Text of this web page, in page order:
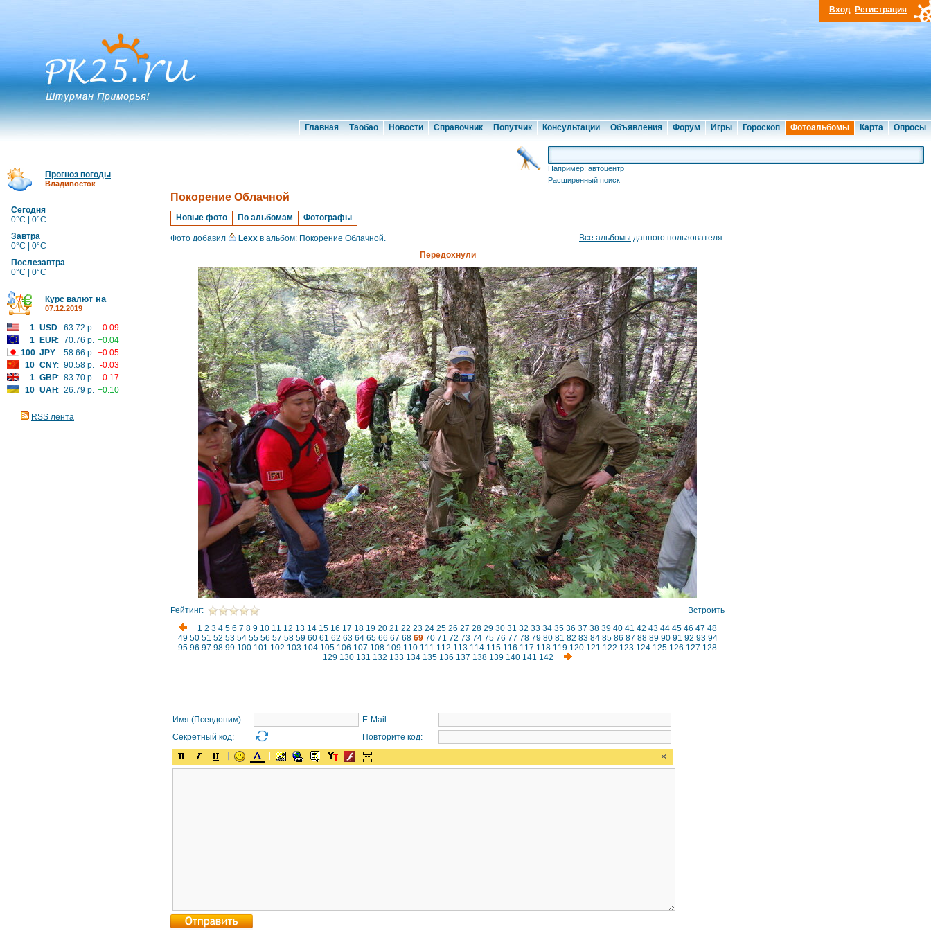
Главная Таобао Новости Справочник Попутчик Консультации Объявления Форум Игры Гороскоп Фотоальбомы Карта Опросы
Вход Регистрация
Прогноз погоды
Владивосток
Сегодня
0°C | 0°C
Завтра
0°C | 0°C
Послезавтра
0°C | 0°C
Курс валют на
07.12.2019
1 USD: 63.72 р. -0.09
1
EUR: 70.76 р. +0.04
100 JPY : 58.66 р. +0.05
10 CNY: 90.58 р. -0.03
1 GBP: 83.70 р. -0.17
10 UAH: 26.79 р. +0.10
RSS лента
Например: автоцентр
Расширенный поиск
Покорение Облачной
Новые фото По альбомам Фотографы
Фото добавил Lexx в альбом: Покорение Облачной. Все альбомы данного пользователя.
Передохнули
Рейтинг:
Встроить
1 2 3 4 5 6 7 8 9 10 11 12 13 14 15 16 17 18 19 20 21 22 23 24 25 26 27 28 29 30 31 32 33 34 35 36 37 38 39 40 41 42 43 44 45 46 47 48
49 50 51 52 53 54 55 56 57 58 59 60 61 62 63 64 65 66 67 68 69 70 71 72 73 74 75 76 77 78 79 80 81 82 83 84 85 86 87 88 89 90 91 92 93 94
95 96 97 98 99 100 101 102 103 104 105 106 107 108 109 110 111 112 113 114 115 116 117 118 119 120 121 122 123 124 125 126 127 128
129 130 131 132 133 134 135 136 137 138 139 140 141 142
Имя (Псевдоним):
E-Mail:
Секретный код:
Повторите код: